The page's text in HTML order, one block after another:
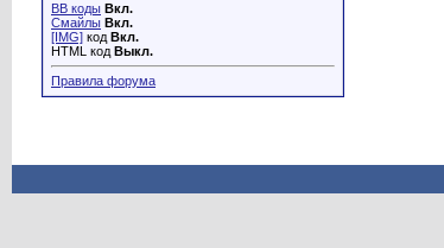
BB коды Вкл.
Смайлы Вкл.
[IMG] код Вкл.
HTML код Выкл.
Правила форума